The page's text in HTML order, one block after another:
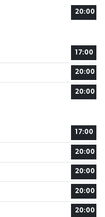
20:00
17:00
20:00
20:00
17:00
20:00
20:00
20:00
20:00